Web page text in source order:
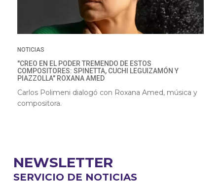
NOTICIAS
"CREO EN EL PODER TREMENDO DE ESTOS
COMPOSITORES: SPINETTA, CUCHI LEGUIZAMÓN Y
PIAZZOLLA" ROXANA AMED
Carlos Polimeni dialogó con Roxana Amed, música y
compositora.
NEWSLETTER
SERVICIO DE NOTICIAS